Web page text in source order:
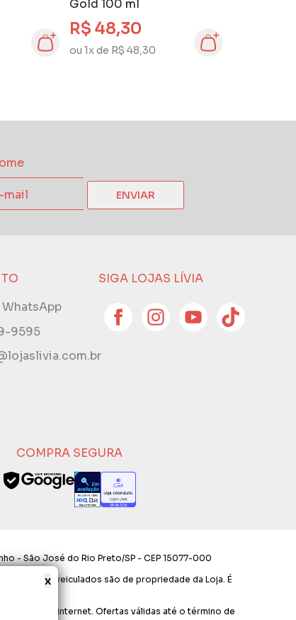
x
Gold 100 ml
R$ 48,30
ou 1x de R$ 48,30
ENVIAR
WhatsApp
9595
SIGA LOJAS LÍVIA
COMPRA SEGURA
- São José do Rio Preto/SP - CEP 15077-000
aqui veiculados são de propriedade da Loja. É
via internet. Ofertas válidas até o término de